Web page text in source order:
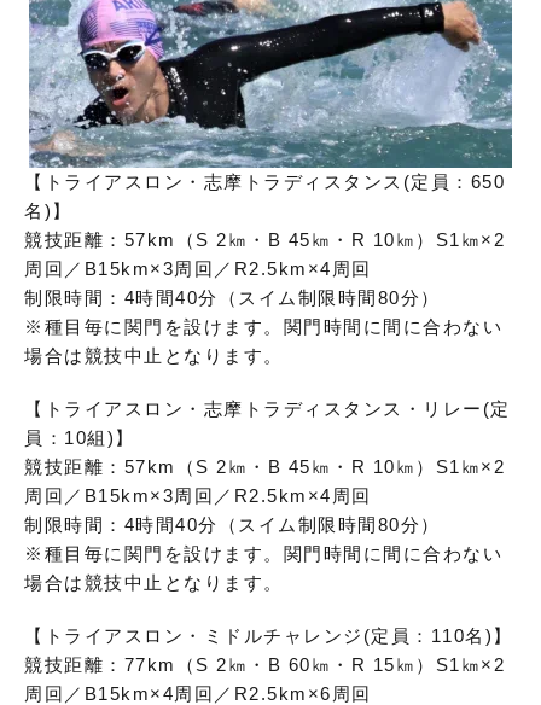
【トライアスロン・志摩トラディスタンス(定員：650
名)】
競技距離：57km（S 2㎞・B 45㎞・R 10㎞）S1㎞×2
周回／B15km×3周回／R2.5km×4周回
制限時間：4時間40分（スイム制限時間80分）
※種目毎に関門を設けます。関門時間に間に合わない
場合は競技中止となります。
【トライアスロン・志摩トラディスタンス・リレー(定
員：10組)】
競技距離：57km（S 2㎞・B 45㎞・R 10㎞）S1㎞×2
周回／B15km×3周回／R2.5km×4周回
制限時間：4時間40分（スイム制限時間80分）
※種目毎に関門を設けます。関門時間に間に合わない
場合は競技中止となります。
【トライアスロン・ミドルチャレンジ(定員：110名)】
競技距離：77km（S 2㎞・B 60㎞・R 15㎞）S1㎞×2
周回／B15km×4周回／R2.5km×6周回